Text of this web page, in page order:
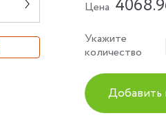
Цена
Укажите
количество
Добавить